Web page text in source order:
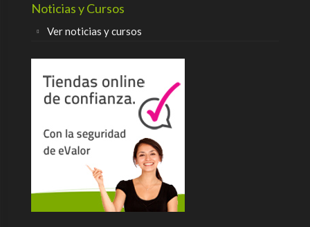
Noticias y Cursos
Ver noticias y cursos